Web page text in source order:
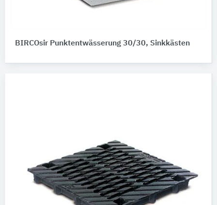
BIRCOsir Punktentwässerung 30/30, Sinkkästen